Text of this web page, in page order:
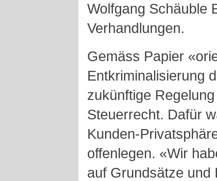
Wolfgang Schäuble
Verhandlungen.
Gemäss Papier
Entkriminalisierung
zukünftige
Steuerrecht. Dafür
Kunden-
offenlegen. «Wir
auf Grundsätze und